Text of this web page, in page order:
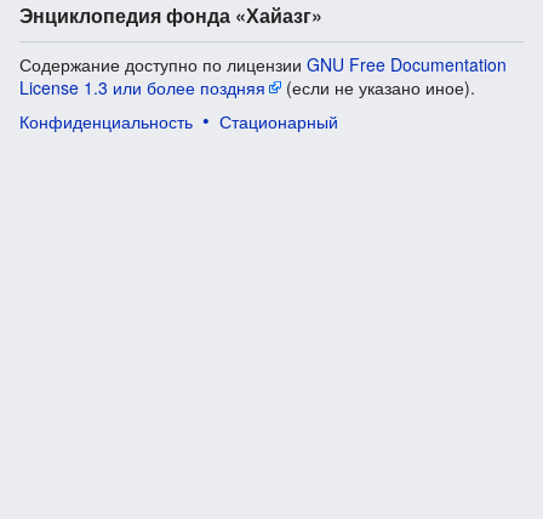
Энциклопедия фонда «Хайазг»
Содержание доступно по лицензии GNU Free Documentation
License 1.3 или более поздняя
(если не указано иное).
Конфиденциальность
Стационарный